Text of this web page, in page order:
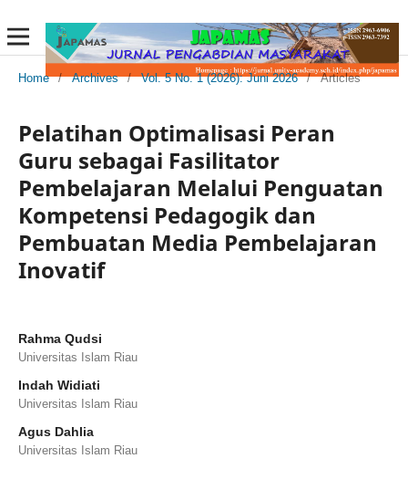
Home / Archives / Vol. 5 No. 1 (2026): Juni 2026 / Articles
Pelatihan Optimalisasi Peran
Guru sebagai Fasilitator
Pembelajaran Melalui Penguatan
Kompetensi Pedagogik dan
Pembuatan Media Pembelajaran
Inovatif
Rahma Qudsi
Universitas Islam Riau
Indah Widiati
Universitas Islam Riau
Agus Dahlia
Universitas Islam Riau